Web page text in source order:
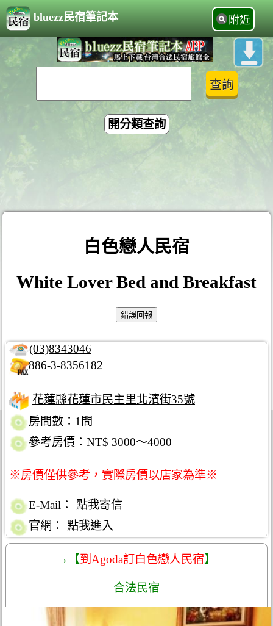
bluezz民宿筆記本 附近
開分類查詢
白色戀人民宿
White Lover Bed and Breakfast
(03)8343046
886-3-8356182
花蓮縣花蓮市民主里北濱街35號
房間數：1間
參考房價：NT$ 3000～4000
※房價僅供參考，實際房價以店家為準※
E-Mail：
點我寄信
官網：
點我進入
→【到Agoda訂白色戀人民宿】
合法民宿